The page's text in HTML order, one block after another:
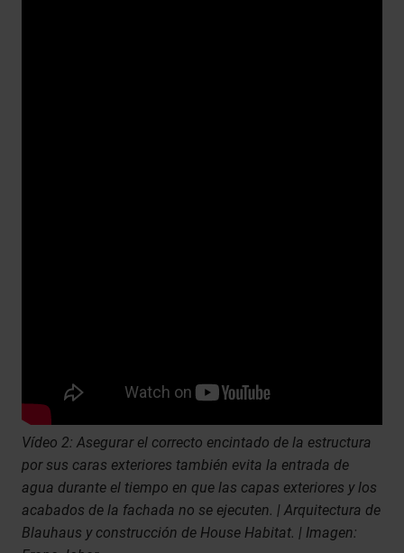
Vídeo 2: Asegurar el correcto encintado de la estructura
por sus caras exteriores también evita la entrada de
agua durante el tiempo en que las capas exteriores y los
acabados de la fachada no se ejecuten. | Arquitectura de
Blauhaus y construcción de House Habitat. | Imagen: